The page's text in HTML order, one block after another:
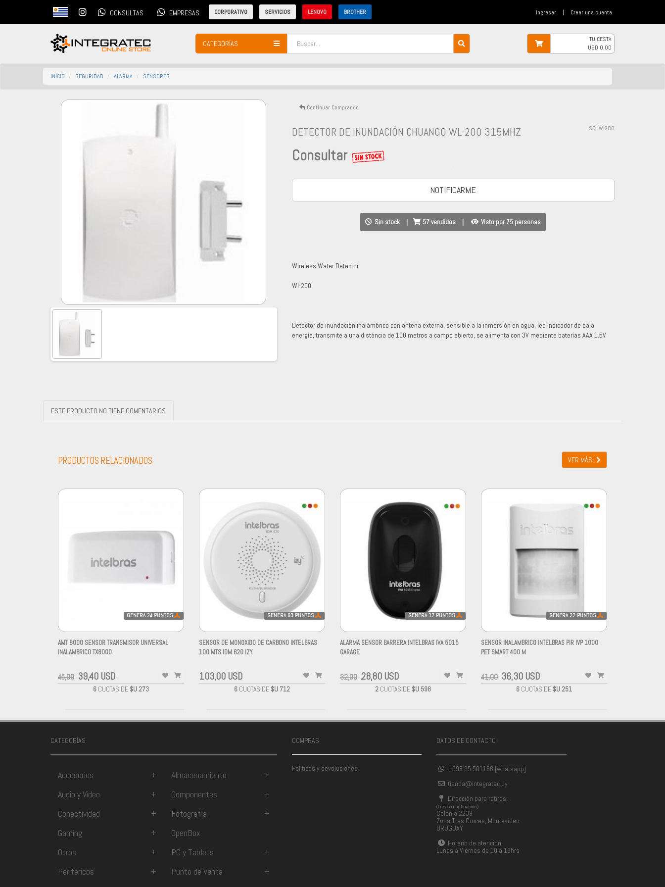
CONSULTAS EMPRESAS CORPORATIVO SERVICIOS LENOVO BROTHER Ingresar | Crear una cuenta
CATEGORÍAS
TU CESTA
USD 0,00
INICIO SEGURIDAD ALARMA SENSORES
Continuar Comprando
DETECTOR DE INUNDACIÓN CHUANGO WL-200 315MHZ SCHWI200
Consultar
NOTIFICARME
Sin stock 57 vendidos Visto por 75 personas
Wireless Water Detector
WI-200
Detector de inundación inalámbrico con antena externa, sensible a la inmersión en agua, led indicador de baja
energía, transmite a una distáncia de 100 metros a campo abierto, se alimenta con 3V mediante baterías AAA 1.5V
ESTE PRODUCTO NO TIENE COMENTARIOS
PRODUCTOS RELACIONADOS VER MÁS
GENERA24 PUNTOS
AMT 8000 SENSOR TRANSMISOR UNIVERSAL
INALAMBRICO TX8000
45,00 39,40 USD
6 CUOTAS DE $U 273
GENERA 63 PUNTOS
SENSOR DE MONOXIDO DE CARBONO INTELBRAS
100 MTS IDM 620 IZY
103,00 USD
6 CUOTAS DE $U 712
GENERA 17 PUNTOS
ALARMA SENSOR BARRERA INTELBRAS IVA 5015
GARAGE
32,00 28,80 USD
2 CUOTAS DE $U 598
GENERA22 PUNTOS
SENSOR INALAMBRICO INTELBRAS PIR IVP 1000
PET SMART 400 M
41,00 36,30 USD
6 CUOTAS DE $U 251
CATEGORÍAS
Accesorios + Almacenamiento
+
Audio y Video
+ Componentes
+
Conectividad
+ Fotografía
+
Gaming
+
OpenBox
Otros
+ PC y Tablets
+
Periféricos
+ Punto de Venta
+
COMPRAS
Políticas y devoluciones
DATOS DE CONTACTO
+598 95 501166 [whatsapp]
tienda@integratec.uy
Dirección para retiros:
(Previa coordinación)
Colonia 2239
Zona Tres Cruces, Montevideo
URUGUAY
Horario de atención:
Lunes a Viernes de 10 a 18hrs